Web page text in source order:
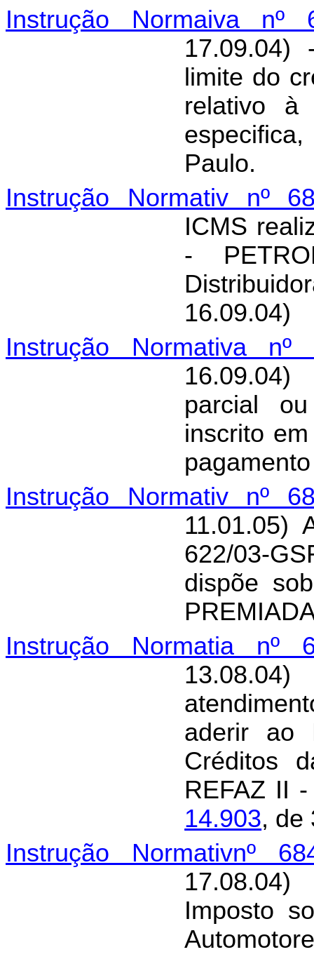
Instrução Normaiva nº
17.09.04)
limite do
relativo à
Paulo.
Instrução Normativ nº
ICMS
-
16.09.04)
Instrução Normativa nº
16.09.04)
parcial
inscrito
Instrução Normativ nº
11.01.05)
622/03-
dispõe
Instrução Normatia nº
aderir ao
Créditos
REFAZ II
14.903, de
Instrução Normativnº
Imposto